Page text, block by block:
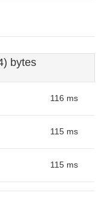
bytes
116 ms
115 ms
115 ms